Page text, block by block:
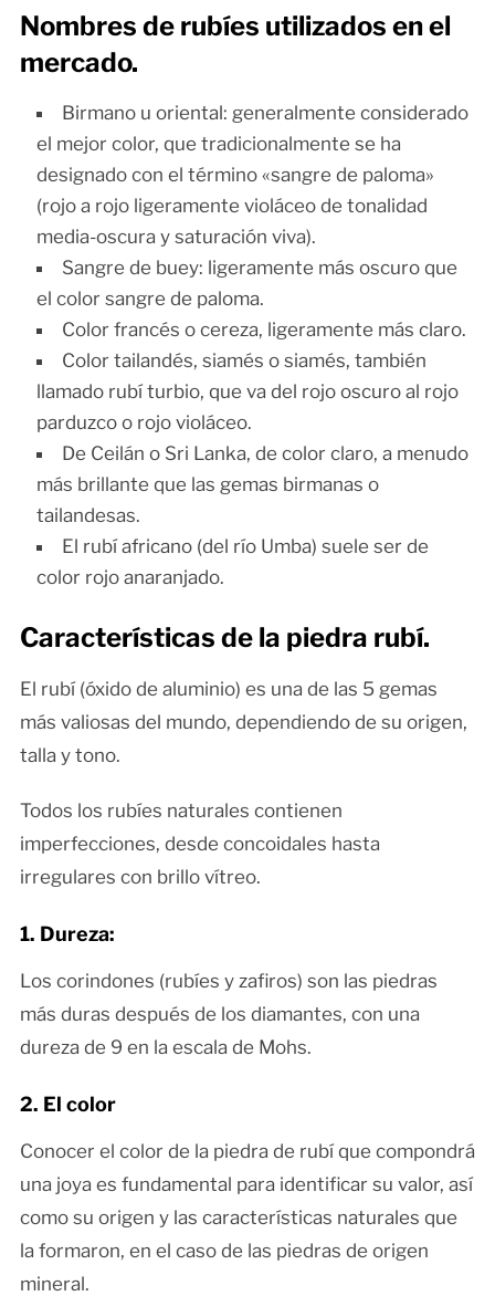
Nombres de rubíes utilizados en el
mercado.
Birmano u oriental: generalmente considerado
el mejor color, que tradicionalmente se ha
designado con el término «sangre de paloma»
(rojo a rojo ligeramente violáceo de tonalidad
media-oscura y saturación viva).
Sangre de buey: ligeramente más oscuro que
el color sangre de paloma.
Color francés o cereza, ligeramente más claro.
Color tailandés, siamés o siamés, también
llamado rubí turbio, que va del rojo oscuro al rojo
parduzco o rojo violáceo.
De Ceilán o Sri Lanka, de color claro, a menudo
más brillante que las gemas birmanas o
tailandesas.
El rubí africano (del río Umba) suele ser de
color rojo anaranjado.
Características de la piedra rubí.
El rubí (óxido de aluminio) es una de las 5 gemas
más valiosas del mundo, dependiendo de su origen,
talla y tono.
Todos los rubíes naturales contienen
imperfecciones, desde concoidales hasta
irregulares con brillo vítreo.
1. Dureza:
Los corindones (rubíes y zafiros) son las piedras
más duras después de los diamantes, con una
dureza de 9 en la escala de Mohs.
2. El color
Conocer el color de la piedra de rubí que compondrá
una joya es fundamental para identificar su valor, así
como su origen y las características naturales que
la formaron, en el caso de las piedras de origen
mineral.